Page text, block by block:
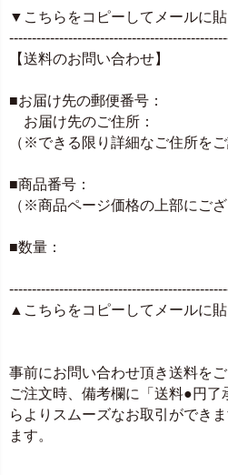
▼こちらをコピーしてメールに
【送料のお問い合わせ】
■お届け先の郵便番号：
お届け先のご住所：
（※できる限り詳細なご住所をご
■商品番号：
（※商品ページ価格の上部にござ
■数量：
▲こちらをコピーしてメールに
事前にお問い合わせ頂き送料を
ご注文時、備考欄に「送料●円了
らよりスムーズなお取引ができ
ます。